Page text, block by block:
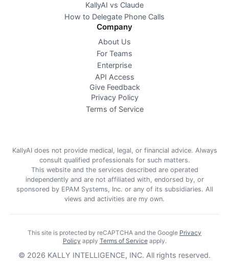
KallyAI vs Claude
How to Delegate Phone Calls
Company
About Us
For Teams
Enterprise
API Access
Give Feedback
Privacy Policy
Terms of Service
KallyAI does not provide medical, legal, or financial advice. Always
consult qualified professionals for such matters.
This website and the services described are operated
independently and are not affiliated with, endorsed by, or
sponsored by EPAM Systems, Inc. or any of its subsidiaries. All
views and activities are my own.
This site is protected by reCAPTCHA and the Google Privacy
Policy apply Terms of Service apply.
© 2026 KALLY INTELLIGENCE, INC. All rights reserved.